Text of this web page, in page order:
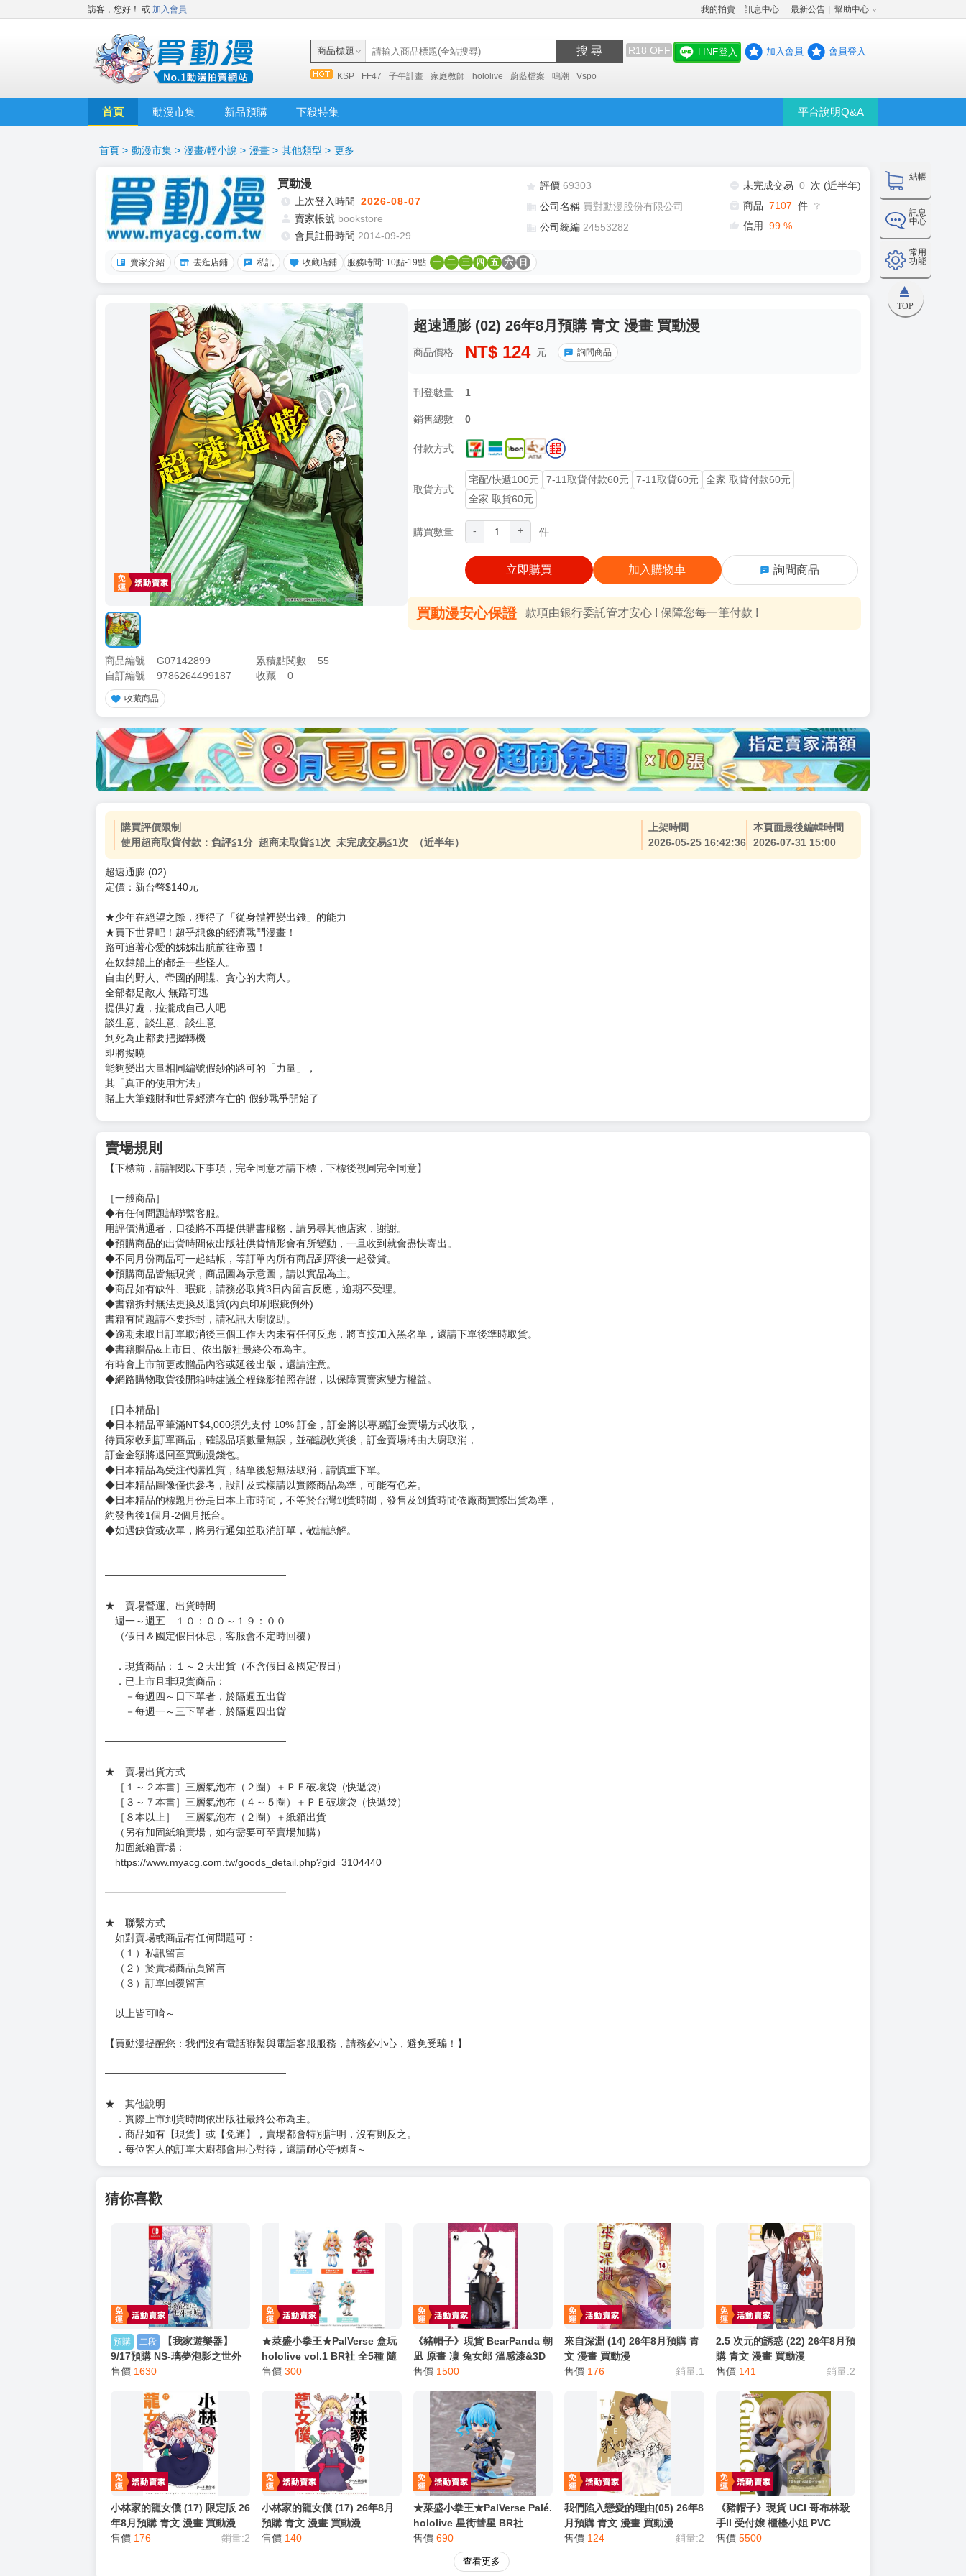
訪客，您好！ 或 加入會員 我的拍賣 訊息中心 最新公告 幫助中心
商品標題 搜 尋 R18 OFF
KSP FF47 子午計畫 家庭教師 hololive 蔚藍檔案 鳴潮 Vspo
LINE登入 加入會員 會員登入
首頁 動漫市集 新品預購 下殺特集 平台說明Q&A
結帳
訊息
中心
常用
功能
TOP
首頁 > 動漫市集 > 漫畫/輕小說 > 漫畫 > 其他類型 > 更多
買動漫
上次登入時間 2026-08-07
賣家帳號 bookstore
會員註冊時間 2014-09-29
評價 69303
公司名稱 買對動漫股份有限公司
公司統編 24553282
未完成交易 0
次 (近半年)
商品 7107 件 ❔
信用 99 %
賣家介紹 去逛店鋪 私訊 收藏店鋪 服務時間: 10點-19點 一 二 三 四 五 六 日
商品編號 G07142899 累積點閱數
55
自訂編號
9786264499187 收藏 0
收藏商品
超速通膨 (02) 26年8月預購 青文 漫畫 買動漫
商品價格 NT$ 124 元 詢問商品
刊登數量 1
銷售總數 0
付款方式
取貨方式
宅配/快遞100元 7-11取貨付款60元 7-11取貨60元
全家 取貨付款60元
全家 取貨60元
購買數量 - + 件
立即購買 加入購物車 詢問商品
買動漫安心保證 款項由銀行委託管才安心 ! 保障您每一筆付款 !
購買評價限制
使用超商取貨付款：負評≦1分 超商未取貨≦1次 未完成交易≦1次 （近半年）
上架時間
2026-05-25 16:42:36
本頁面最後編輯時間
2026-07-31 15:00
超速通膨 (02)
定價：新台幣$140元
★少年在絕望之際，獲得了「從身體裡變出錢」的能力
★買下世界吧！超乎想像的經濟戰鬥漫畫！
路可追著心愛的姊姊出航前往帝國！
在奴隸船上的都是一些怪人。
自由的野人、帝國的間諜、貪心的大商人。
全部都是敵人 無路可逃
提供好處，拉攏成自己人吧
談生意、談生意、談生意
到死為止都要把握轉機
即將揭曉
能夠變出大量相同編號假鈔的路可的「力量」，
其「真正的使用方法」
賭上大筆錢財和世界經濟存亡的 假鈔戰爭開始了
賣場規則
【下標前，請詳閱以下事項，完全同意才請下標，下標後視同完全同意】
［一般商品］
◆有任何問題請聯繫客服。
用評價溝通者，日後將不再提供購書服務，請另尋其他店家，謝謝。
◆預購商品的出貨時間依出版社供貨情形會有所變動，一旦收到就會盡快寄出。
◆不同月份商品可一起結帳，等訂單內所有商品到齊後一起發貨。
◆預購商品皆無現貨，商品圖為示意圖，請以實品為主。
◆商品如有缺件、瑕疵，請務必取貨3日內留言反應，逾期不受理。
◆書籍拆封無法更換及退貨(內頁印刷瑕疵例外)
書籍有問題請不要拆封，請私訊大廚協助。
◆逾期未取且訂單取消後三個工作天內未有任何反應，將直接加入黑名單，還請下單後準時取貨。
◆書籍贈品&上市日、依出版社最終公布為主。
有時會上市前更改贈品內容或延後出版，還請注意。
◆網路購物取貨後開箱時建議全程錄影拍照存證，以保障買賣家雙方權益。
［日本精品］
◆日本精品單筆滿NT$4,000須先支付 10% 訂金，訂金將以專屬訂金賣場方式收取，
待買家收到訂單商品，確認品項數量無誤，並確認收貨後，訂金賣場將由大廚取消，
訂金金額將退回至買動漫錢包。
◆日本精品為受注代購性質，結單後恕無法取消，請慎重下單。
◆日本精品圖像僅供參考，設計及式樣請以實際商品為準，可能有色差。
◆日本精品的標題月份是日本上市時間，不等於台灣到貨時間，發售及到貨時間依廠商實際出貨為準，
約發售後1個月-2個月抵台。
◆如遇缺貨或砍單，將另行通知並取消訂單，敬請諒解。
━━━━━━━━━━━━━━━━━━
★ 賣場營運、出貨時間
週一～週五 １０：００～１９：００
（假日＆國定假日休息，客服會不定時回覆）
．現貨商品：１～２天出貨（不含假日＆國定假日）
．已上市且非現貨商品：
－每週四～日下單者，於隔週五出貨
－每週一～三下單者，於隔週四出貨
━━━━━━━━━━━━━━━━━━
★ 賣場出貨方式
［１～２本書］三層氣泡布（２圈）＋ＰＥ破壞袋（快遞袋）
［３～７本書］三層氣泡布（４～５圈）＋ＰＥ破壞袋（快遞袋）
［８本以上］ 三層氣泡布（２圈）＋紙箱出貨
（另有加固紙箱賣場，如有需要可至賣場加購）
加固紙箱賣場：
https://www.myacg.com.tw/goods_detail.php?gid=3104440
━━━━━━━━━━━━━━━━━━
★ 聯繫方式
如對賣場或商品有任何問題可：
（１）私訊留言
（２）於賣場商品頁留言
（３）訂單回覆留言
以上皆可唷～
【買動漫提醒您：我們沒有電話聯繫與電話客服服務，請務必小心，避免受騙！】
━━━━━━━━━━━━━━━━━━
★ 其他說明
．實際上市到貨時間依出版社最終公布為主。
．商品如有【現貨】或【免運】，賣場都會特別註明，沒有則反之。
．每位客人的訂單大廚都會用心對待，還請耐心等候唷～
猜你喜歡
預購 二段
【我家遊樂器】
9/17預購 NS-璃夢泡影之世外
浮城-trail(命運羈絆) 亞版中文
售價 1630
★萊盛小拳王★PalVerse 盒玩
hololive vol.1 BR社 全5種 隨
機出貨
售價 300
《豬帽子》現貨 BearPanda 朝
凪 原畫 凜 兔女郎 溫感漆&3D
水晶眼&創意場景 1/6
售價 1500
來自深淵 (14) 26年8月預購 青
文 漫畫 買動漫
售價 176 銷量:1
2.5 次元的誘惑 (22) 26年8月預
購 青文 漫畫 買動漫
售價 141 銷量:2
小林家的龍女僕 (17) 限定版 26
年8月預購 青文 漫畫 買動漫
售價 176 銷量:2
小林家的龍女僕 (17) 26年8月
預購 青文 漫畫 買動漫
售價 140
★萊盛小拳王★PalVerse Palé.
hololive 星街彗星 BR社
售價 690
我們陷入戀愛的理由(05) 26年8
月預購 青文 漫畫 買動漫
售價 124 銷量:2
《豬帽子》現貨 UCI 哥布林殺
手II 受付嬢 櫃檯小姐 PVC
售價 5500
查看更多